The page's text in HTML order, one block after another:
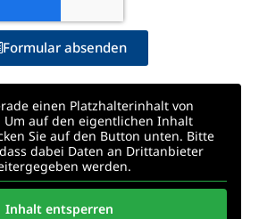
Formular absenden
einen Platzhalterinhalt von
Um auf den eigentlichen Inhalt
Sie auf den Button unten. Bitte
dabei Daten an Drittanbieter
werden.
Inhalt entsperren